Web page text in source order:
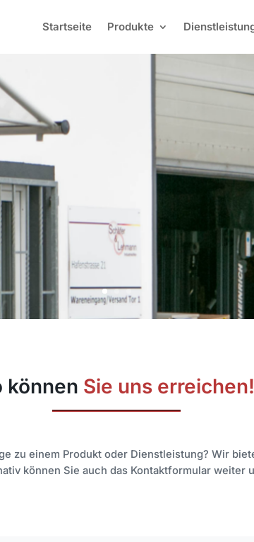
Startseite Produkte
können Sie uns erreichen!
zu einem Produkt oder Dienstleistung? Wir
können Sie auch das Kontaktformular weiter